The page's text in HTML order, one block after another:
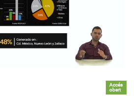
Accés
obert